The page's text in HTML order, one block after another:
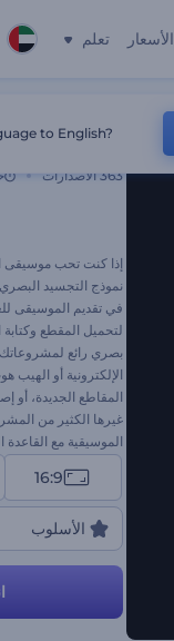
الأسعار تعلم
363 الاصدارات
إذا كنت تحب موسيقى
نموذج التجسيد
في تقديم الموسيقى
لتحميل المقطع
بصري رائع
الإلكترونية أو الهيب
المقاطع الجديدة، أو
غيرها الكثير من
الموسيقية مع القاعدة
16:9
الأسلوب
to English?